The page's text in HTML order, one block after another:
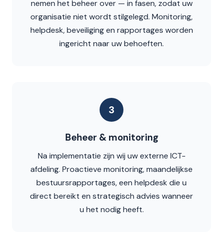
nemen het beheer over — in fasen, zodat uw
organisatie niet wordt stilgelegd. Monitoring,
helpdesk, beveiliging en rapportages worden
ingericht naar uw behoeften.
3
Beheer & monitoring
Na implementatie zijn wij uw externe ICT-
afdeling. Proactieve monitoring, maandelijkse
bestuursrapportages, een helpdesk die u
direct bereikt en strategisch advies wanneer
u het nodig heeft.